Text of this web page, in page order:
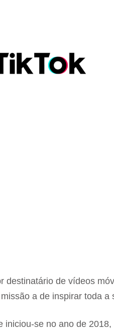
destinatário de vídeos
a de inspirar toda
iniciou-se no ano de